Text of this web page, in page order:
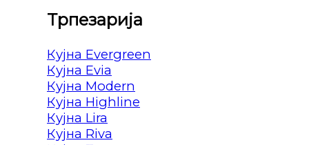
Трпезарија
Кујна Evergreen
Кујна Evia
Кујна Modern
Кујна Highline
Кујна Lira
Кујна Riva